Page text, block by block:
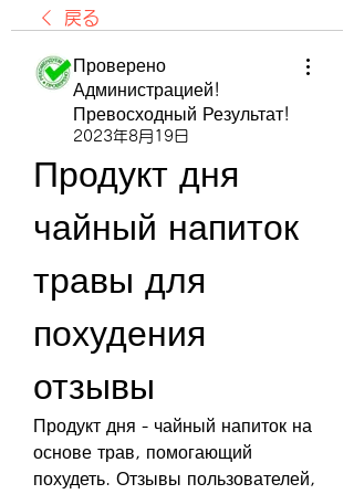
戻る
Проверено
Администрацией!
Превосходный Результат!
2023年8月19日
Продукт дня
чайный напиток
травы для
похудения
отзывы
Продукт дня - чайный напиток на
основе трав, помогающий
похудеть. Отзывы пользователей,